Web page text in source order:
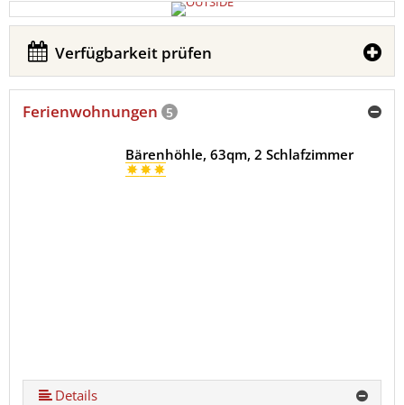
Verfügbarkeit prüfen
Ferienwohnungen 5
Bärenhöhle, 63qm, 2 Schlafzimmer
Details